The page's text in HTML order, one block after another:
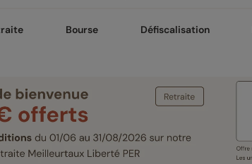
Bourse Défiscalisation